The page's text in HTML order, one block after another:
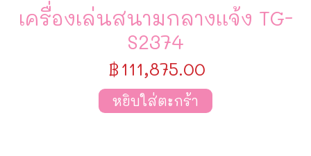
เครื่องเล่นสนามกลางเเจ้ง TG-
S2374
฿111,875.00
หยิบใส่ตะกร้า